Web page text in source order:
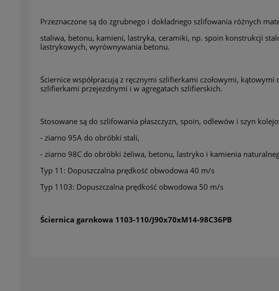
płatności
Przeznaczone są do zgrubnego i dokładnego szlifowania różnych
staliwa, betonu, kamieni, lastryka, ceramiki, np. spoin konstrukcji
lastrykowych, wyrównywania betonu.
Ściernice współpracują z ręcznymi szlifierkami czołowymi,
szlifierkami przejezdnymi i w agregatach szlifierskich.
Stosowane są do szlifowania płaszczyzn, spoin, odlewów i szyn
- ziarno 95A do obróbki stali,
- ziarno 98C do obróbki żeliwa, betonu, lastryko i kamienia
Typ 11: Dopuszczalna prędkość obwodowa 40 m/s
Typ 1103: Dopuszczalna prędkość obwodowa 50 m/s
Ściernica garnkowa 1103-110/J90x70xM14-98C36PB